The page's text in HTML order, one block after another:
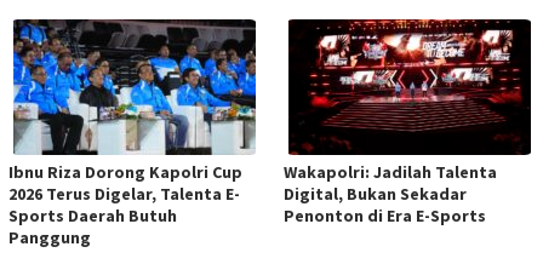
Ibnu Riza Dorong Kapolri Cup
2026 Terus Digelar, Talenta E-
Sports Daerah Butuh
Panggung
Wakapolri: Jadilah Talenta
Digital, Bukan Sekadar
Penonton di Era E-Sports